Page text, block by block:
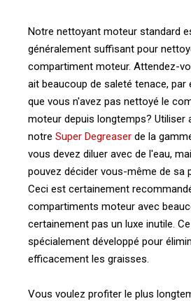
Notre nettoyant moteur standard
généralement suffisant pour
compartiment moteur. Attendez-
ait beaucoup de saleté tenace, par
que vous n'avez pas nettoyé le
moteur depuis longtemps? Utiliser
notre Super Degreaser de la
vous devez diluer avec de l'eau,
pouvez décider vous-même de sa
Ceci est certainement
compartiments moteur avec
certainement pas un luxe inutile.
spécialement développé pour
efficacement les graisses.
Vous voulez profiter le plus